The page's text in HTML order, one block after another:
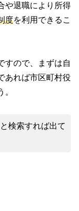
や退職により所得
度を利用できるこ
すので、まずは自
あれば市区町村役
検索すれば出て